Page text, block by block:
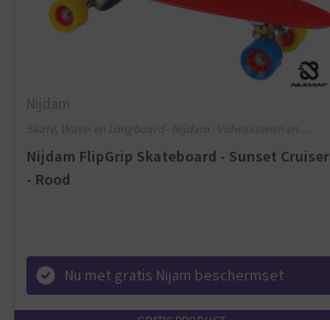
Nijdam
Skate, Wave- en Longboard - Nijdam - Volwassenen en
Nijdam FlipGrip Skateboard - Sunset Cruiser
- Rood
Nu met gratis Nijam beschermset